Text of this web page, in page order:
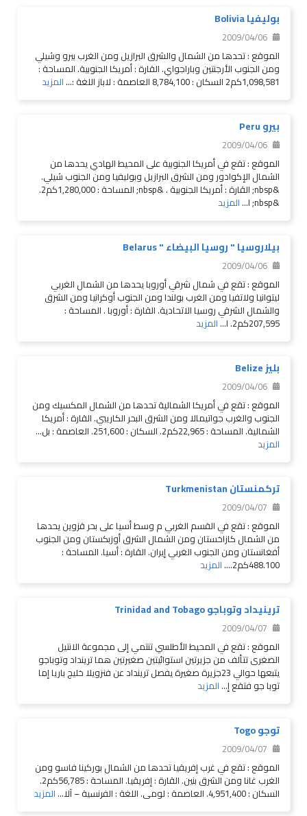
بوليفيا Bolivia
2009/04/06
الموقع : تحدها من الشمال والشرق البرازيل ومن الغرب بيرو وشيلي
ومن الجنوب الأرجنتين وباراجواي. القارة : أمريكا الجنوبية. المساحة :
1,098,581كم2 السكان : 8,784,100 العاصمة : لاباز اللغة :... المزيد
بيرو Peru
2009/04/06
الموقع : تقع في أمريكا الجنوبية على المحيط الهادي يحدها من
الشمال الإكوادور ومن الشرق البرازيل وبوليفيا ومن الجنوب شيلي.
&nbsp; القارة : أمريكا الجنوبية . &nbsp; المساحة : 1,280,000كم2.
&nbsp; ا... المزيد
بيلاروسيا " روسيا البيضاء " Belarus
2009/04/06
الموقع : تقع في شمال شرقي أوروبا يحدها من الشمال الغربي
ليتوانيا ولاتفيا ومن الغرب بولندا ومن الجنوب أوكرانيا ومن الشرق
والشمال الشرقي روسيا الاتحادية. القارة : أوروبا . المساحة :
207,595كم2. ا... المزيد
بليز Belize
2009/04/06
الموقع : تقع في أمريكا الشمالية تحدها من الشمال المكسيك ومن
الجنوب والغرب جواتيمالا ومن الشرق البحر الكاريبي. القارة : أمريكا
الشمالية. المساحة : 22,965كم2. السكان : 251,600. العاصمة : بل...
المزيد
تركمنستان Turkmenistan
2009/04/07
الموقع : تقع في القسم الغربي م وسط أسيا على بحر قزوين يحدها
من الشمال كازاخستان ومن الشمال الشرق أوزبكستان ومن الجنوب
أفغانستان ومن الجنوب الغربي إيران. القارة : أسيا. المساحة :
488.100كم2.... المزيد
ترينيداد وتوباجو Trinidad and Tobago
2009/04/07
الموقع : تقع في المحيط الأطلسي تنتمي إلى مجموعة الانتيل
الصغرى تتألف من جزيرتين استوائيتين صغيرتين هما ترينداد وتوباجو
يتبعها حوالي 23جزيرة صغيرة يفصل ترينداد عن فنزويلا خليج باريا إما
توبا جو فتقع إ...المزيد
توجو Togo
2009/04/07
الموقع : تقع في غرب إفريقيا تحدها من الشمال بوركينا فاسو ومن
الغرب غانا ومن الشرق بنين. القارة : إفريقيا. المساحة : 56,785كم2.
السكان : 4,951,400. العاصمة : لومى. اللغة : الفرنسية – آلا... المزيد